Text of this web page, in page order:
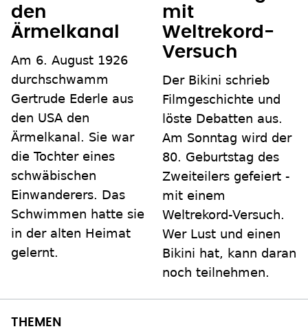
den
Ärmelkanal
Am 6. August 1926
durchschwamm
Gertrude Ederle aus
den USA den
Ärmelkanal. Sie war
die Tochter eines
schwäbischen
Einwanderers. Das
Schwimmen hatte sie
in der alten Heimat
gelernt.
mit
Weltrekord-
Versuch
Der Bikini schrieb
Filmgeschichte und
löste Debatten aus.
Am Sonntag wird der
80. Geburtstag des
Zweiteilers gefeiert -
mit einem
Weltrekord-Versuch.
Wer Lust und einen
Bikini hat, kann daran
noch teilnehmen.